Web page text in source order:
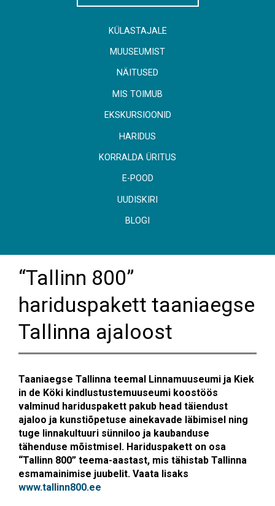
KÜLASTAJALE
MUUSEUMIST
NÄITUSED
MIS TOIMUB
EKSKURSIOONID
HARIDUS
KORRALDA ÜRITUS
E-POOD
UUDISKIRI
BLOGI
“Tallinn 800”
hariduspakett taaniaegse
Tallinna ajaloost
Taaniaegse Tallinna teemal Linnamuuseumi ja Kiek
in de Köki kindlustustemuuseumi koostöös
valminud hariduspakett pakub head täiendust
ajaloo ja kunstiõpetuse ainekavade läbimisel ning
tuge linnakultuuri sünniloo ja kaubanduse
tähenduse mõistmisel. Hariduspakett on osa
“Tallinn 800” teema-aastast, mis tähistab Tallinna
esmamainimise juubelit. Vaata lisaks
www.tallinn800.ee